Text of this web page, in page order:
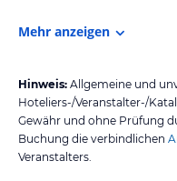
Mehr anzeigen
Hinweis: Allgemeine und
Hoteliers-/Veranstalter-/
Gewähr und ohne Prüfung
Buchung die verbindlichen
Veranstalters.